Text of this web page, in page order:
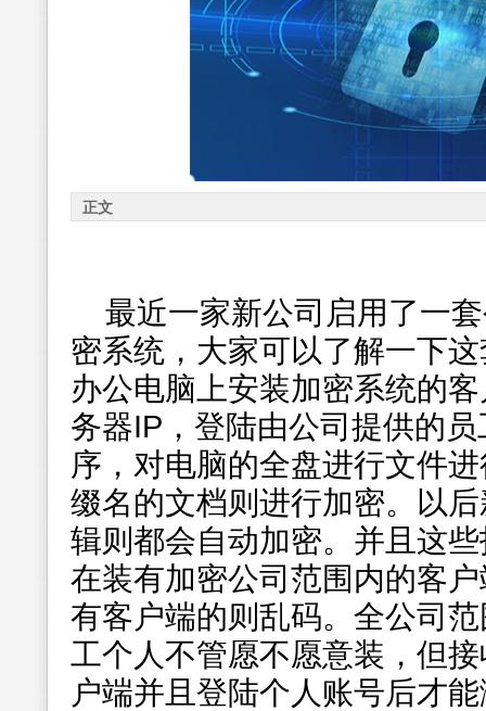
正文
最近一家新公司启用了一
密系统，大家可以了解一下
办公电脑上安装加密系统的
务器IP，登陆由公司提供的
序，对电脑的全盘进行文件
缀名的文档则进行加密。以
辑则都会自动加密。并且这
在装有加密公司范围内的客
有客户端的则乱码。全公司
工个人不管愿不愿意装，但
户端并且登陆个人账号后才